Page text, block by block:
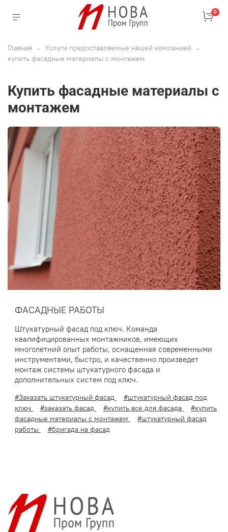
0
Главная
Услуги предоставляемые нашей компанией
купить фасадные материалы с монтажем
купить фасадные материалы с
монтажем
ФАСАДНЫЕ РАБОТЫ
Штукатурный фасад под ключ. Команда
квалифицированных монтажников, имеющих
многолетний опыт работы, оснащенная современными
инструментами, быстро, и качественно произведет
монтаж системы штукатурного фасада и
дополнительных систем под ключ.
#Заказать штукатурный фасад
#штукатурный фасад под
ключ
#заказать фасад #купить все для фасада
#купить
фасадные материалы с монтажем
#штукатурный фасад
работы
#бригада на фасад